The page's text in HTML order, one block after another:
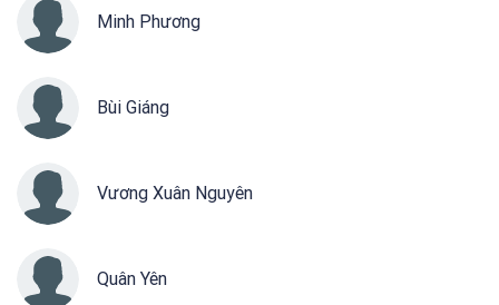
Minh Phương
Bùi Giáng
Vương Xuân Nguyên
Quân Yên